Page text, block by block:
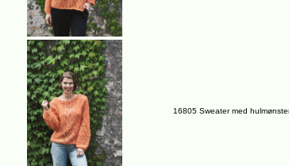
16805 Sweater med